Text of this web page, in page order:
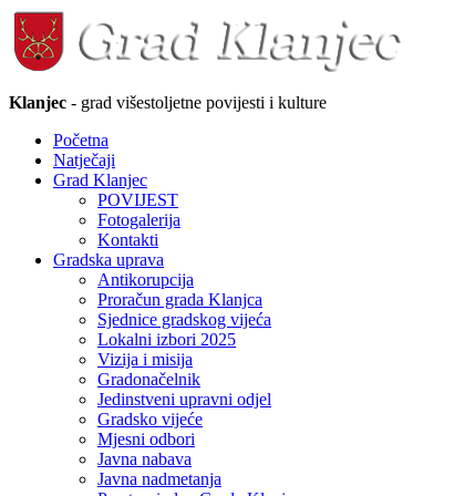
Klanjec - grad višestoljetne povijesti i kulture
Početna
Natječaji
Grad Klanjec
POVIJEST
Fotogalerija
Kontakti
Gradska uprava
Antikorupcija
Proračun grada Klanjca
Sjednice gradskog vijeća
Lokalni izbori 2025
Vizija i misija
Gradonačelnik
Jedinstveni upravni odjel
Gradsko vijeće
Mjesni odbori
Javna nabava
Javna nadmetanja